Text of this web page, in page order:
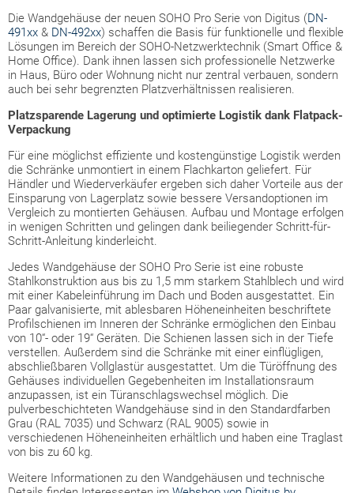
Die Wandgehäuse der neuen SOHO Pro Serie von Digitus (DN-
491xx & DN-492xx) schaffen die Basis für funktionelle und flexible
Lösungen im Bereich der SOHO-Netzwerktechnik (Smart Office &
Home Office). Dank ihnen lassen sich professionelle Netzwerke
in Haus, Büro oder Wohnung nicht nur zentral verbauen, sondern
auch bei sehr begrenzten Platzverhältnissen realisieren.
Platzsparende Lagerung und optimierte Logistik dank Flatpack-
Verpackung
Für eine möglichst effiziente und kostengünstige Logistik werden
die Schränke unmontiert in einem Flachkarton geliefert. Für
Händler und Wiederverkäufer ergeben sich daher Vorteile aus der
Einsparung von Lagerplatz sowie bessere Versandoptionen im
Vergleich zu montierten Gehäusen. Aufbau und Montage erfolgen
in wenigen Schritten und gelingen dank beiliegender Schritt-für-
Schritt-Anleitung kinderleicht.
Jedes Wandgehäuse der SOHO Pro Serie ist eine robuste
Stahlkonstruktion aus bis zu 1,5 mm starkem Stahlblech und wird
mit einer Kabeleinführung im Dach und Boden ausgestattet. Ein
Paar galvanisierte, mit ablesbaren Höheneinheiten beschriftete
Profilschienen im Inneren der Schränke ermöglichen den Einbau
von 10“- oder 19“ Geräten. Die Schienen lassen sich in der Tiefe
verstellen. Außerdem sind die Schränke mit einer einflügligen,
abschließbaren Vollglastür ausgestattet. Um die Türöffnung des
Gehäuses individuellen Gegebenheiten im Installationsraum
anzupassen, ist ein Türanschlagswechsel möglich. Die
pulverbeschichteten Wandgehäuse sind in den Standardfarben
Grau (RAL 7035) und Schwarz (RAL 9005) sowie in
verschiedenen Höheneinheiten erhältlich und haben eine Traglast
von bis zu 60 kg.
Weitere Informationen zu den Wandgehäusen und technische